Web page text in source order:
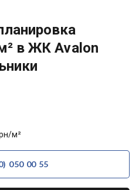
в ЖК Avalon
м²
050 00 55